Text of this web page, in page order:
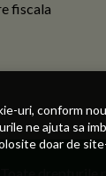
uri, conform
ne ajuta sa
doar de
fiscala